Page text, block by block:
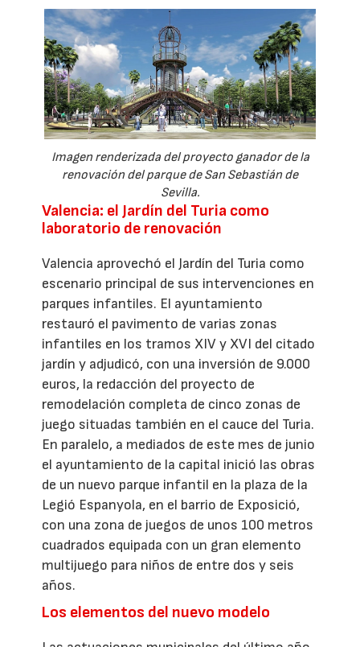
Imagen renderizada del proyecto ganador de la
renovación del parque de San Sebastián de
Sevilla.
Valencia: el Jardín del Turia como
laboratorio de renovación
Valencia aprovechó el Jardín del Turia como
escenario principal de sus intervenciones en
parques infantiles. El ayuntamiento
restauró el pavimento de varias zonas
infantiles en los tramos XIV y XVI del citado
jardín y adjudicó, con una inversión de 9.000
euros, la redacción del proyecto de
remodelación completa de cinco zonas de
juego situadas también en el cauce del Turia.
En paralelo, a mediados de este mes de junio
el ayuntamiento de la capital inició las obras
de un nuevo parque infantil en la plaza de la
Legió Espanyola, en el barrio de Exposició,
con una zona de juegos de unos 100 metros
cuadrados equipada con un gran elemento
multijuego para niños de entre dos y seis
años.
Los elementos del nuevo modelo